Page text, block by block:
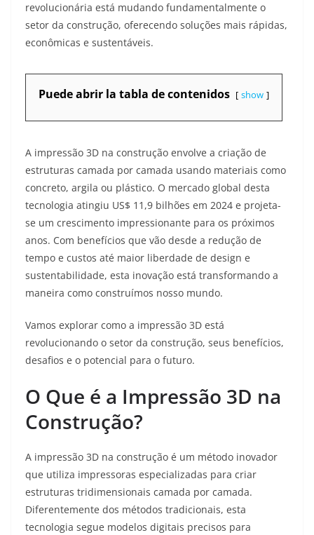
revolucionária está mudando fundamentalmente o
setor da construção, oferecendo soluções mais rápidas,
econômicas e sustentáveis.
Puede abrir la tabla de contenidos show
A impressão 3D na construção envolve a criação de
estruturas camada por camada usando materiais como
concreto, argila ou plástico. O mercado global desta
tecnologia atingiu US$ 11,9 bilhões em 2024 e projeta-
se um crescimento impressionante para os próximos
anos. Com benefícios que vão desde a redução de
tempo e custos até maior liberdade de design e
sustentabilidade, esta inovação está transformando a
maneira como construímos nosso mundo.
Vamos explorar como a impressão 3D está
revolucionando o setor da construção, seus benefícios,
desafios e o potencial para o futuro.
O Que é a Impressão 3D na
Construção?
A impressão 3D na construção é um método inovador
que utiliza impressoras especializadas para criar
estruturas tridimensionais camada por camada.
Diferentemente dos métodos tradicionais, esta
tecnologia segue modelos digitais precisos para